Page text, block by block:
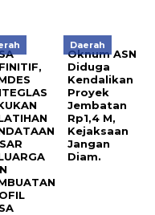
Daerah
Oknum ASN
Diduga
Kendalikan
Proyek
Jembatan
Rp1,4 M,
Kejaksaan
Jangan
Diam.